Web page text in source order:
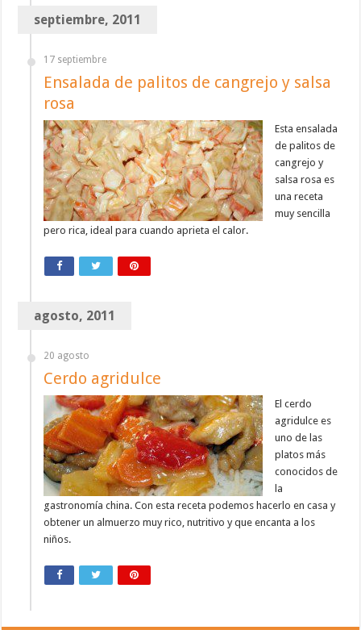
septiembre, 2011
17 septiembre
Ensalada de palitos de cangrejo y salsa
rosa
Esta ensalada
de palitos de
cangrejo y
salsa rosa es
una receta
muy sencilla
pero rica, ideal para cuando aprieta el calor.
agosto, 2011
20 agosto
Cerdo agridulce
El cerdo
agridulce es
uno de las
platos más
conocidos de
la
gastronomía china. Con esta receta podemos hacerlo en casa y
obtener un almuerzo muy rico, nutritivo y que encanta a los
niños.